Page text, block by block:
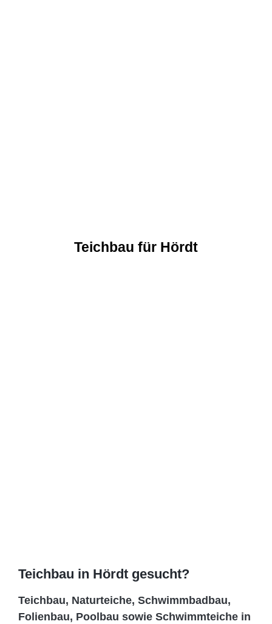
Teichbau für Hördt
Teichbau in Hördt gesucht?
Teichbau, Naturteiche, Schwimmbadbau,
Folienbau, Poolbau sowie Schwimmteiche in